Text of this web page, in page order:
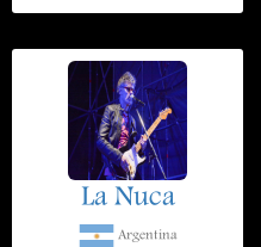
La Nuca
Argentina